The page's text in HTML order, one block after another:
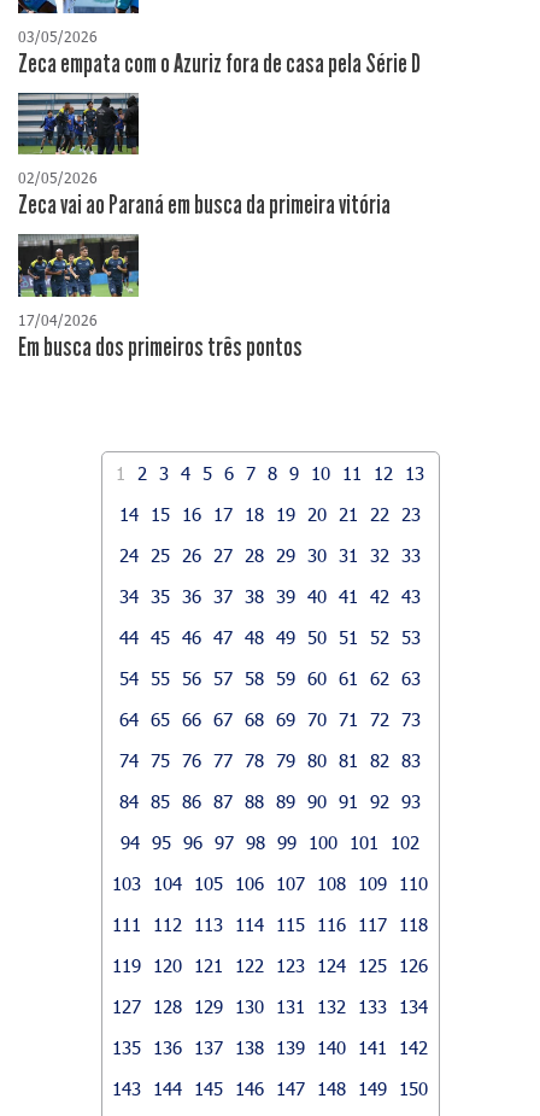
03/05/2026
Zeca empata com o Azuriz fora de casa pela Série D
02/05/2026
Zeca vai ao Paraná em busca da primeira vitória
17/04/2026
​Em busca dos primeiros três pontos
1 2 3 4 5 6 7 8 9 10 11 12
13
14
15 16 17 18 19 20 21 22
23
24
25 26 27 28 29 30 31 32
33
34
35 36 37 38 39 40 41 42
43
44 45 46 47 48 49 50 51 52
53
54
55 56 57 58 59 60 61 62
63
64 65 66 67 68 69 70 71 72
73
74 75 76 77 78 79 80 81 82
83
84 85 86 87 88 89 90 91 92
93
94 95 96 97 98 99 100 101
102
103
104 105 106 107 108 109
110
111
112 113 114 115 116 117
118
119
120 121 122 123 124 125
126
127
128 129 130 131 132 133
134
135
136 137 138 139 140 141
142
143
144 145 146 147 148 149
150